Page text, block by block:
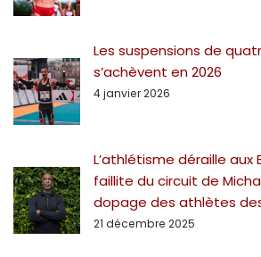
Les suspensions de
s’achèvent en 2026
4 janvier 2026
L’athlétisme déraille aux
faillite du circuit de
dopage des athlètes
21 décembre 2025